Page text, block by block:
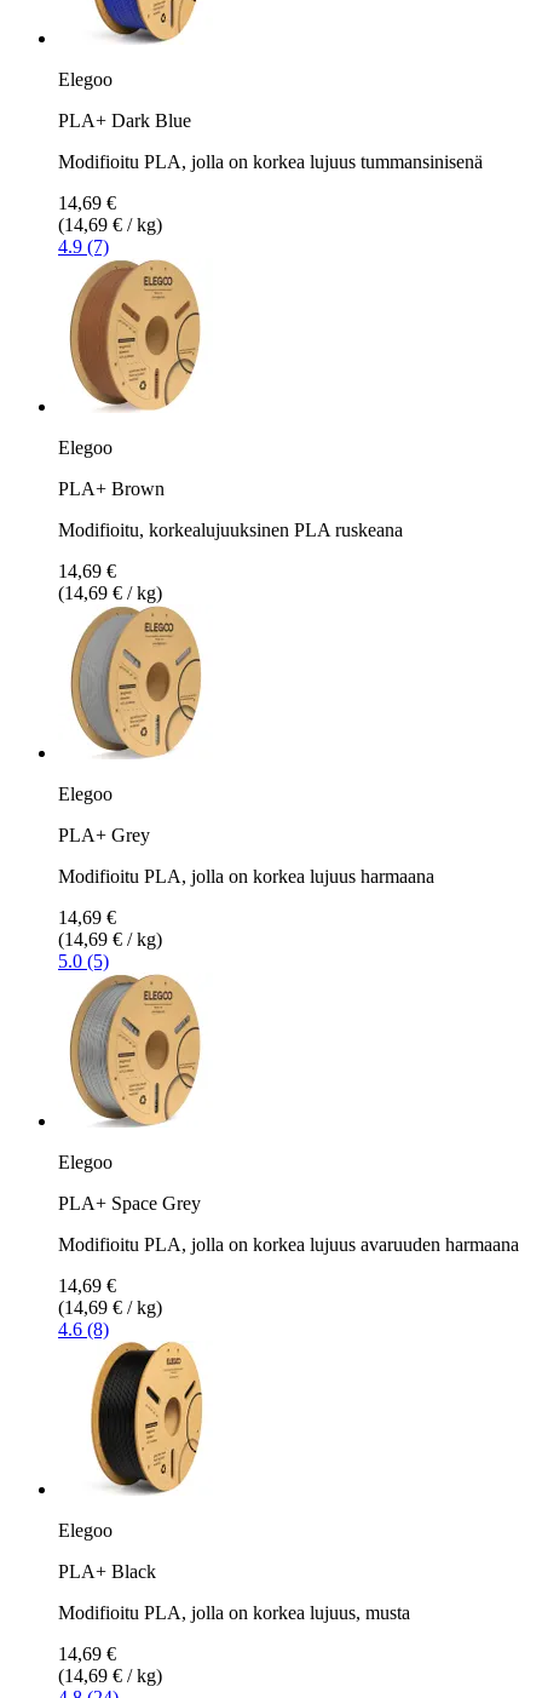
Elegoo
PLA+ Dark Blue
Modifioitu PLA, jolla on korkea lujuus tummansinisenä
14,69 €
(14,69 € / kg)
4.9 (7)
Elegoo
PLA+ Brown
Modifioitu, korkealujuuksinen PLA ruskeana
14,69 €
(14,69 € / kg)
Elegoo
PLA+ Grey
Modifioitu PLA, jolla on korkea lujuus harmaana
14,69 €
(14,69 € / kg)
5.0 (5)
Elegoo
PLA+ Space Grey
Modifioitu PLA, jolla on korkea lujuus avaruuden harmaana
14,69 €
(14,69 € / kg)
4.6 (8)
Elegoo
PLA+ Black
Modifioitu PLA, jolla on korkea lujuus, musta
14,69 €
(14,69 € / kg)